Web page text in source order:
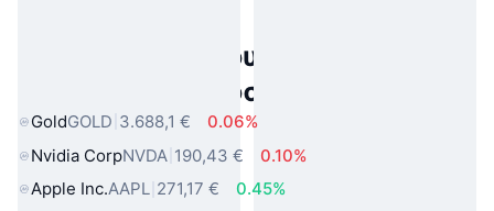
Δημοφιλή περιουσιακά στοιχεία
πραγματικού κόσμου
GoldGOLD 3.688,1 €
0.06%
Nvidia CorpNVDA 190,43 €
0.10%
Apple Inc.AAPL 271,17 €
0.45%